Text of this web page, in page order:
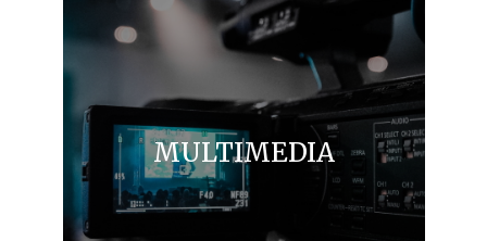
MULTIMEDIA